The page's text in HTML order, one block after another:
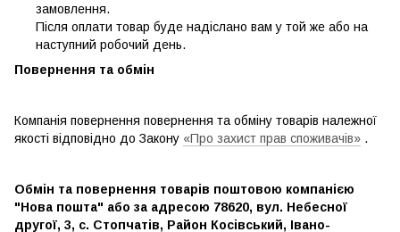
замовлення.
Після оплати товар буде надіслано вам у той же або на
наступний робочий день.
Повернення та обмін
Компанія повернення повернення та обміну товарів належної
якості відповідно до Закону «Про захист прав споживачів» .
Обмін та повернення товарів поштовою компанією
"Нова пошта" або за адресою 78620, вул. Небесної
другої, 3, с. Стопчатів, Район Косівський, Івано-